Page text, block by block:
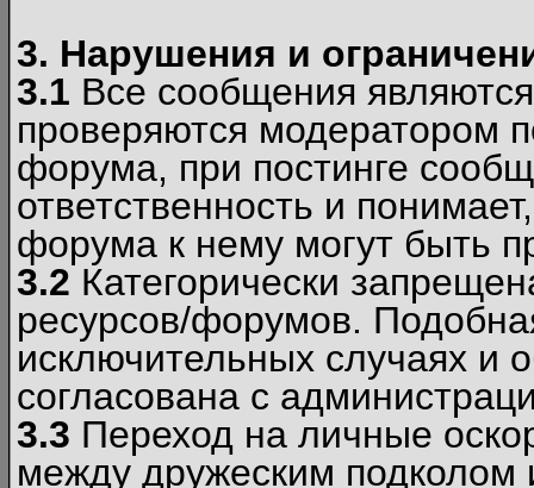
3. Нарушения и
3.1 Все сообщения
проверяются модератором
форума, при постинге
ответственность и
форума к нему могут быть
3.2 Категорически
ресурсов/форумов.
исключительных случаях и
согласована с
3.3 Переход на личные
между дружеским